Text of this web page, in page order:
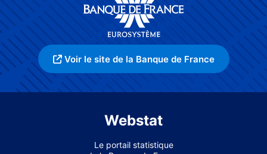
Voir le site de la Banque de France
Webstat
Le portail statistique